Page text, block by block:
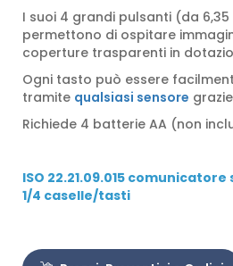
I suoi 4 grandi pulsanti (da
permettono di ospitare
coperture trasparenti in
Ogni tasto può essere
tramite qualsiasi sensore
Richiede 4 batterie AA (non
ISO 22.21.09.015
1/4 caselle/tasti